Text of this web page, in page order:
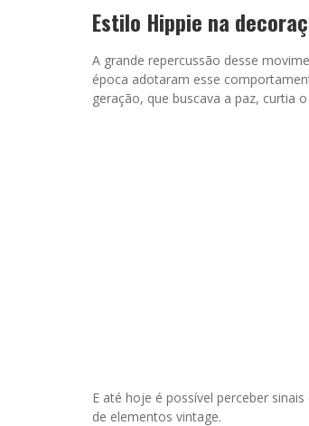
Estilo Hippie na
A grande repercussão desse
época adotaram esse
geração, que buscava a paz, curtia
E até hoje é possível perceber
de elementos vintage.